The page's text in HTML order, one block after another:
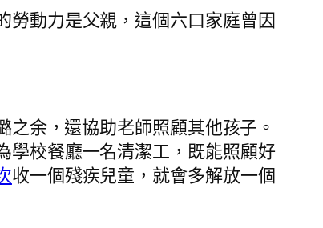
勞動力是父親，這個六口家庭曾因
余，還協助老師照顧其他孩子。
學校餐廳一名清潔工，既能照顧好
收一個殘疾兒童，就會多解放一個